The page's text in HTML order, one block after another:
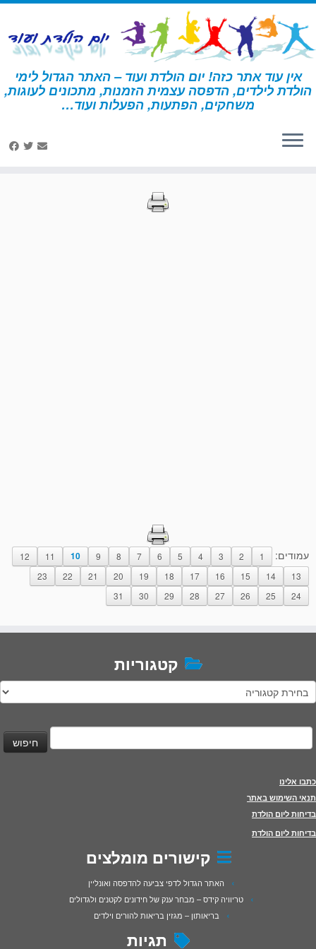
דלג
לתוכן
אין עוד אתר כזה! יום הולדת ועוד – האתר הגדול לימי
הולדת לילדים, הדפסה עצמית הזמנות, מתכונים לעוגות,
משחקים, הפתעות, הפעלות ועוד… דף הבית » הדפסות – מדע » עמוד 10
הדפסות – מדע
עמודים: 1
2
3
4
5
6
7
8
9
10
11
12
13
14
15
16
17
18
19
20
21
22
23
24
25
26
27
28
29
30
31
קטגוריות
קטגוריות
כתבו אלינו
תנאי השימוש באתר
בדיחות ליום הולדת
בדיחות ליום הולדת
קישורים מומלצים
האתר הגדול לדפי צביעה להדפסה ואונליין
טריוויה קידס – מבחר ענק של חידונים לקטנים ולגדולים
בריאותון – מגזין בריאות להורים וילדים
תגיות